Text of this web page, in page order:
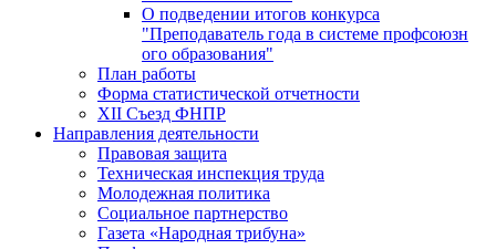
О подведении итогов конкурса
"Преподаватель года в системе профсоюзн
ого образования"
План работы
Форма статистической отчетности
XII Съезд ФНПР
Направления деятельности
Правовая защита
Техническая инспекция труда
Молодежная политика
Социальное партнерство
Газета «Народная трибуна»